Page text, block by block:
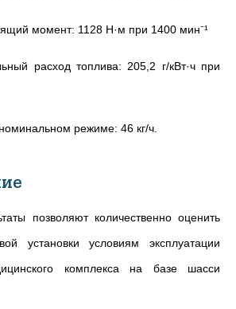
момент: 1128 Н·м при 1400 мин⁻¹
расход топлива: 205,2 г/кВт·ч при
режиме: 46 кг/ч.
позволяют количественно оценить
установки условиям эксплуатации
комплекса на базе шасси